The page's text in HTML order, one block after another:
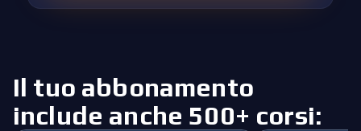
Il tuo abbonamento
include anche 500+ corsi: